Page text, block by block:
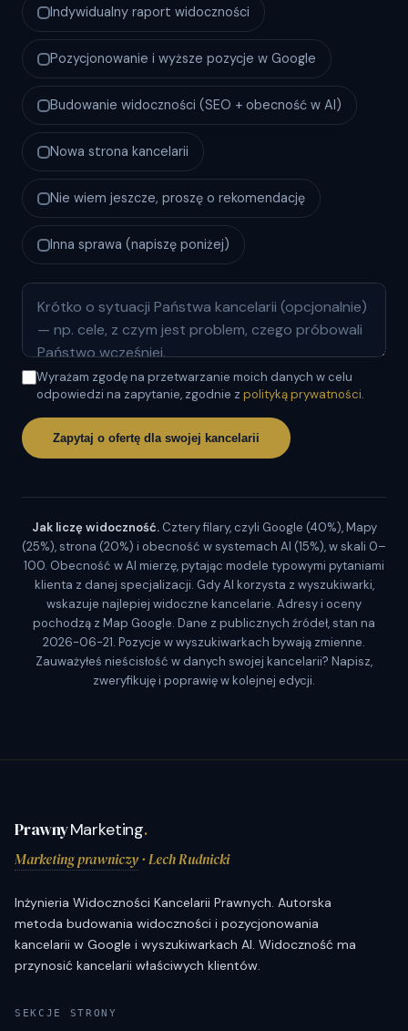
Indywidualny raport widoczności
Pozycjonowanie i wyższe pozycje w Google
Budowanie widoczności (SEO + obecność w AI)
Nowa strona kancelarii
Nie wiem jeszcze, proszę o rekomendację
Inna sprawa (napiszę poniżej)
Wyrażam zgodę na przetwarzanie moich danych w celu
odpowiedzi na zapytanie, zgodnie z polityką prywatności.
Zapytaj o ofertę dla swojej kancelarii
Jak liczę widoczność.Cztery filary, czyli Google (40%), Mapy
(25%), strona (20%) i obecność w systemach AI (15%), w skali 0–
100. Obecność w AI mierzę, pytając modele typowymi pytaniami
klienta z danej specjalizacji. Gdy AI korzysta z wyszukiwarki,
wskazuje najlepiej widoczne kancelarie. Adresy i oceny
pochodzą z Map Google. Dane z publicznych źródeł, stan na
2026-06-21. Pozycje w wyszukiwarkach bywają zmienne.
Zauważyłeś nieścisłość w danych swojej kancelarii? Napisz,
zweryfikuję i poprawię w kolejnej edycji.
PrawnyMarketing.
Marketing prawniczy· Lech Rudnicki
Inżynieria Widoczności Kancelarii Prawnych. Autorska
metoda budowania widoczności i pozycjonowania
kancelarii w Google i wyszukiwarkach AI. Widoczność ma
przynosić kancelarii właściwych klientów.
SEKCJE STRONY